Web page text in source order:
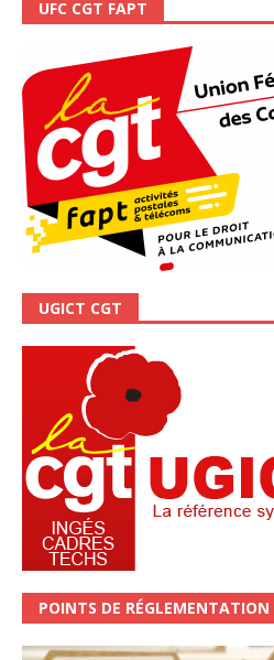
UFC CGT FAPT
UGICT CGT
POINTS DE RÉGLEMENTATION